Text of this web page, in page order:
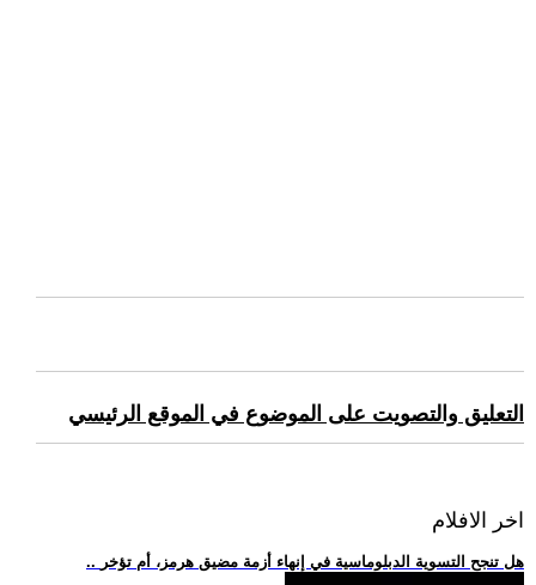
التعليق والتصويت على الموضوع في الموقع الرئيسي
اخر الافلام
.. هل تنجح التسوية الدبلوماسية في إنهاء أزمة مضيق هرمز، أم تؤخر